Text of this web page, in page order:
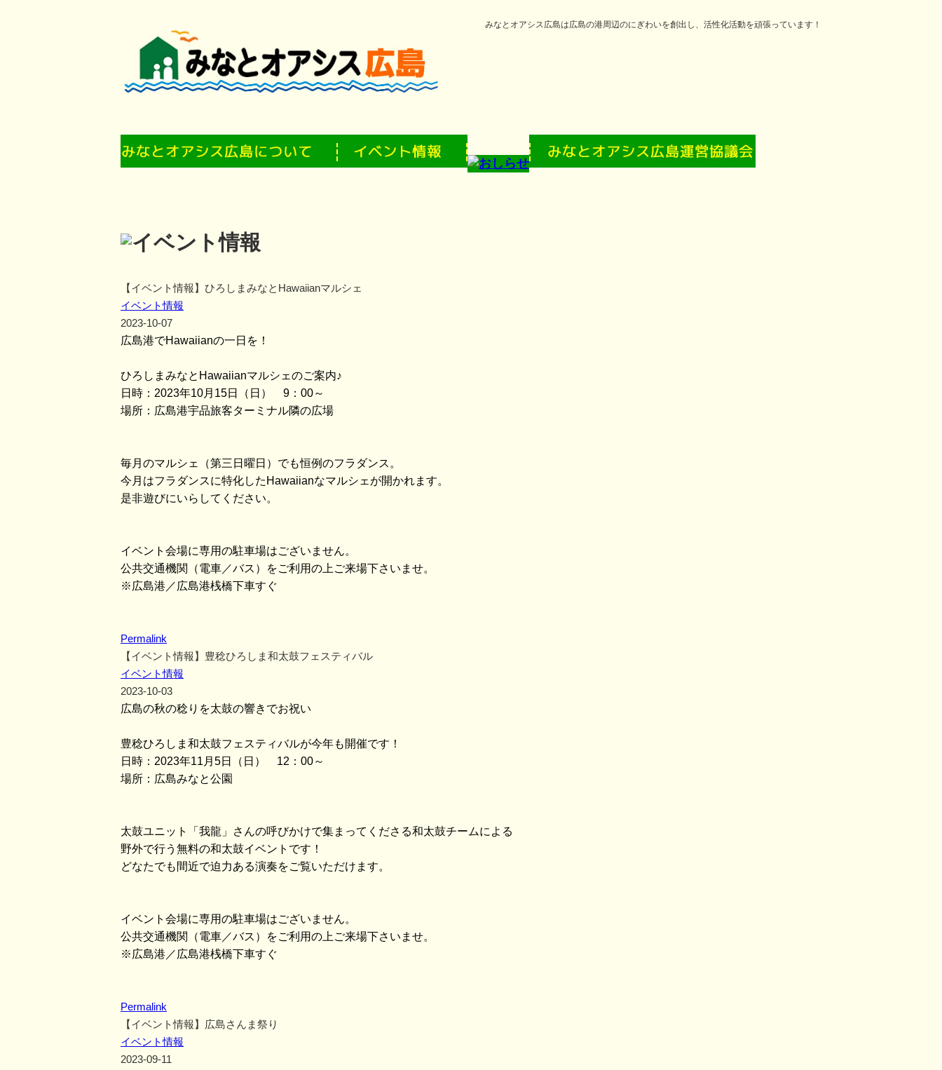
みなとオアシス広島は広島の港周辺のにぎわいを創出し、活性化活動を頑張っています！
【イベント情報】ひろしまみなとHawaiianマルシェ
イベント情報
2023-10-07
広島港でHawaiianの一日を！
ひろしまみなとHawaiianマルシェのご案内♪
日時：2023年10月15日（日） 9：00～
場所：広島港宇品旅客ターミナル隣の広場
毎月のマルシェ（第三日曜日）でも恒例のフラダンス。
今月はフラダンスに特化したHawaiianなマルシェが開かれます。
是非遊びにいらしてください。
イベント会場に専用の駐車場はございません。
公共交通機関（電車／バス）をご利用の上ご来場下さいませ。
※広島港／広島港桟橋下車すぐ
Permalink
【イベント情報】豊稔ひろしま和太鼓フェスティバル
イベント情報
2023-10-03
広島の秋の稔りを太鼓の響きでお祝い
豊稔ひろしま和太鼓フェスティバルが今年も開催です！
日時：2023年11月5日（日） 12：00～
場所：広島みなと公園
太鼓ユニット「我龍」さんの呼びかけで集まってくださる和太鼓チームによる
野外で行う無料の和太鼓イベントです！
どなたでも間近で迫力ある演奏をご覧いただけます。
イベント会場に専用の駐車場はございません。
公共交通機関（電車／バス）をご利用の上ご来場下さいませ。
※広島港／広島港桟橋下車すぐ
Permalink
【イベント情報】広島さんま祭り
イベント情報
2023-09-11